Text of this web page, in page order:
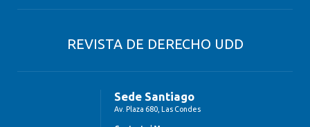
REVISTA DE DERECHO UDD
Sede Santiago
Av. Plaza 680, Las Condes